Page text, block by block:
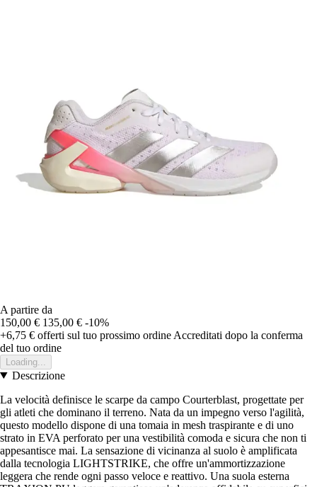
A partire da
150,00 € 135,00 € -10%
+6,75 € offerti sul tuo prossimo ordine Accreditati dopo la conferma
del tuo ordine
Loading...
Descrizione
La velocità definisce le scarpe da campo Courterblast, progettate per
gli atleti che dominano il terreno. Nata da un impegno verso l'agilità,
questo modello dispone di una tomaia in mesh traspirante e di uno
strato in EVA perforato per una vestibilità comoda e sicura che non ti
appesantisce mai. La sensazione di vicinanza al suolo è amplificata
dalla tecnologia LIGHTSTRIKE, che offre un'ammortizzazione
leggera che rende ogni passo veloce e reattivo. Una suola esterna